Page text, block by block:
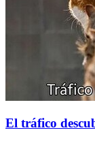
El tráfico